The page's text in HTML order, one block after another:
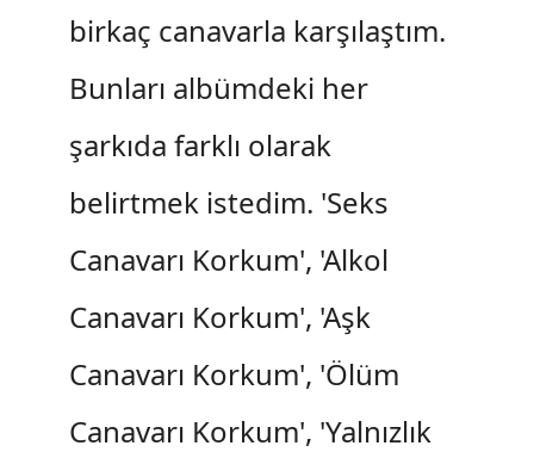
birkaç canavarla karşılaştım.
Bunları albümdeki her
şarkıda farklı olarak
belirtmek istedim. 'Seks
Canavarı Korkum', 'Alkol
Canavarı Korkum', 'Aşk
Canavarı Korkum', 'Ölüm
Canavarı Korkum', 'Yalnızlık